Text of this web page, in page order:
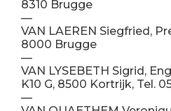
8310 Brugge
—
VAN LAEREN Siegfried,
8000 Brugge
—
VAN LYSEBETH Sigrid,
K10 G, 8500 Kortrijk, Tel.
—